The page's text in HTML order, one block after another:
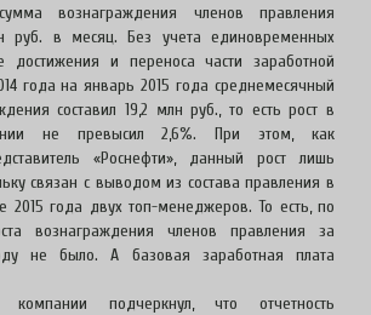
вознаграждения членов правления
руб. в месяц. Без учета единовременных
и переноса части заработной
года на январь 2015 года среднемесячный
составил 19,2 млн руб., то есть рост в
не превысил 2,6%. При этом, как
«Роснефти», данный рост лишь
связан с выводом из состава правления в
2015 года двух топ-менеджеров. То есть, по
вознаграждения членов правления за
не было. А базовая заработная плата
компании подчеркнул, что отчетность